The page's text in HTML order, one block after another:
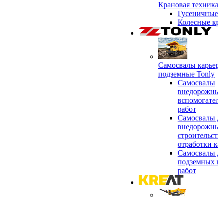
Крановая
Колесные
Самосвалы
подземные Tonly
Самосвалы
работ
Самосвалы
отработки
Самосвалы
подземных
работ